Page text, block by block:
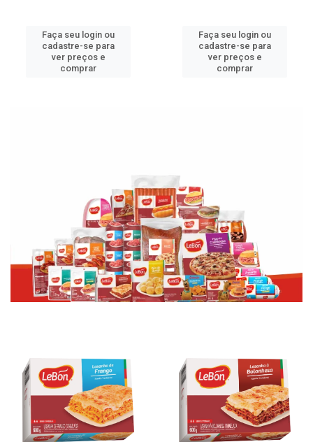
Faça seu login ou
cadastre-se para
ver preços e
comprar
Faça seu login ou
cadastre-se para
ver preços e
comprar